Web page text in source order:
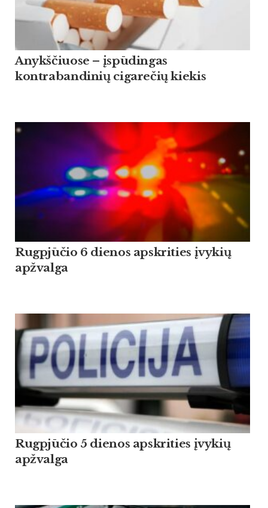
Anykščiuose – įspūdingas
kontrabandinių cigarečių kiekis
Rugpjūčio 6 dienos apskrities įvykių
apžvalga
Rugpjūčio 5 dienos apskrities įvykių
apžvalga